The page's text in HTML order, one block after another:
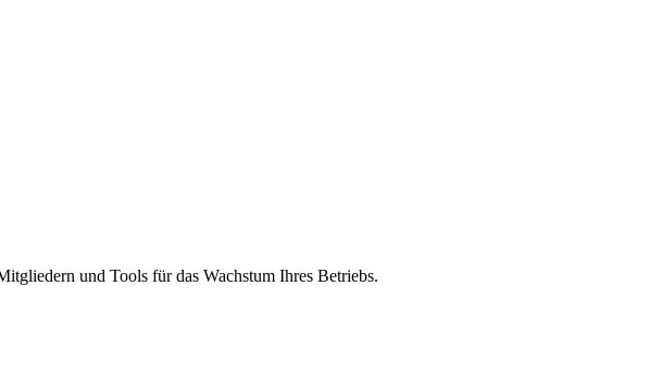
und Tools für das Wachstum Ihres Betriebs.